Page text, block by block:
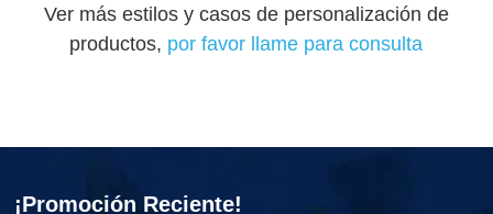
Ver más estilos y casos de personalización de
productos, por favor llame para consulta
¡Promoción Reciente!